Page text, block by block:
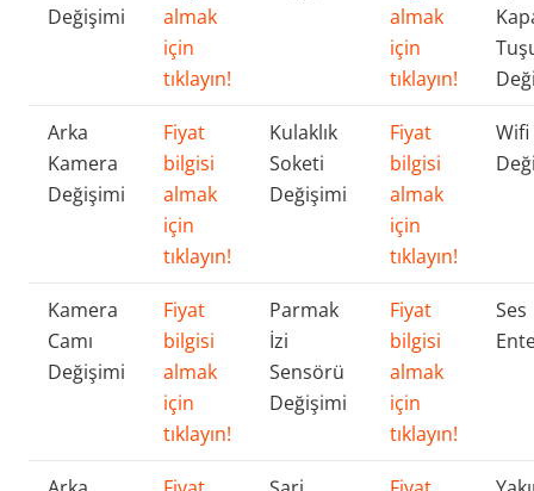
Değişimi
almak
için
tıklayın!
almak
için
tıklayın!
Arka
Kamera
Değişimi
Fiyat
bilgisi
almak
için
tıklayın!
Kulaklık
Soketi
Değişimi
Fiyat
bilgisi
almak
için
tıklayın!
Wifi
Kamera
Camı
Değişimi
Fiyat
bilgisi
almak
için
tıklayın!
Parmak
İzi
Sensörü
Değişimi
Fiyat
bilgisi
almak
için
tıklayın!
Ses